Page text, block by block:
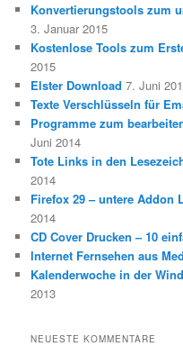
Konvertierungstools zum
3. Januar 2015
Kostenlose Tools zum
2015
Elster Download 7. Juni
Texte Verschlüsseln für
Programme zum
Juni 2014
Tote Links in den
2014
Firefox 29 – untere Addon
2014
CD Cover Drucken – 10
Internet Fernsehen aus
Kalenderwoche in der
2013
NEUESTE KOMMENTARE